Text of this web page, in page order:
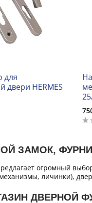
для
двери HERMES
ЗАМОК,
огромный
личинки),
ДВЕРНОЙ